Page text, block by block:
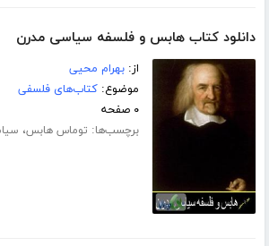
دانلود کتاب هابس و فلسفه سیاسی مدرن
از:بهرام محیی
موضوع:کتاب‌های فلسفی
۰ صفحه
برچسب‌ها: توماس هابس،